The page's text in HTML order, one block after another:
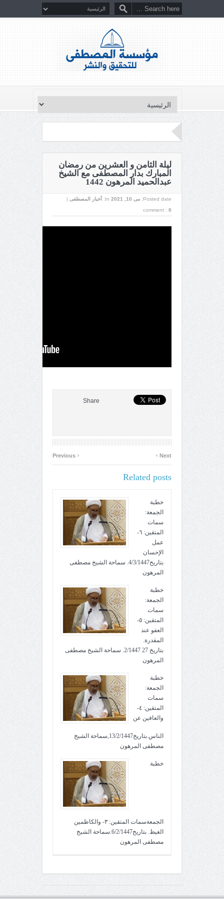
ليلة الثامن و العشرين من رمضان
المبارك بدار المصطفى مع الشيخ
عبدالحميد المرهون 1442
Posted date: می 10, 2021 In: أخبار المصطفى |
comment : 0
Share
‹ Next
›
Related posts
خطبة
الجمعة:
سمات
المتقين: ٦-
عمل
الإحسان
بتاريخ4/3/1447. سماحة الشيخ مصطفى
المرهون
خطبة
الجمعة:
سمات
المتقين: ٥-
العفو عند
المقدرة.
بتاريخ 27 2/1447. سماحة الشيخ مصطفى
المرهون
خطبة
الجمعة:
سمات
المتقين: ٤-
والعافين عن
الناس.بتاريخ13/2/1447,سماحة الشيخ
مصطفى المرهون
خطبة
الجمعةسمات المتقين: ٣- والكاظمين
الغيظ. بتاريخ6/2/1447.سماحة الشيخ
مصطفى المرهون